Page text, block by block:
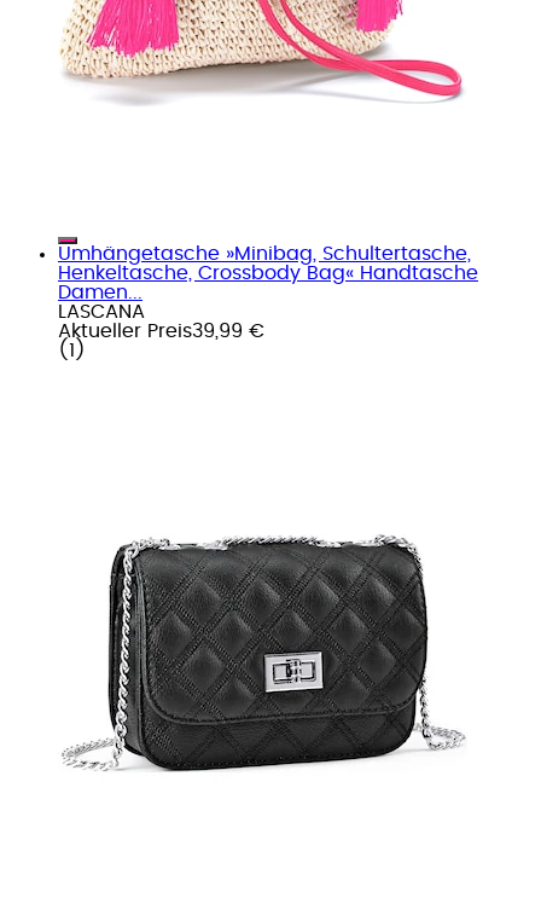
Umhängetasche »Minibag, Schultertasche,
Henkeltasche, Crossbody Bag« Handtasche
Damen...
LASCANA
Aktueller Preis39,99 €
( 1 )